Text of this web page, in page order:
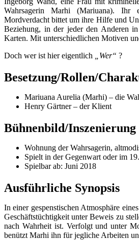
Wahrsagerin Marhi (Mariuana). Ihr
Mordverdacht bittet um ihre Hilfe und
Beziehung, in der jeder den Anderen
Karten. Mit unterschiedlichen Motiven
Doch wer ist hier eigentlich
„Wer“ ?
Besetzung/Rollen/
Mariuana Aurelia (Marhi) – die
Henry Gärtner – der Klient
Bühnenbild/Inszenierung
Wohnung der Wahrsagerin,
Spielt in der Gegenwart oder im
Spielbar ab: Juni 2018
Ausführliche Synopsis
In einer gespenstischen Atmosphäre
Geschäftstüchtigkeit unter Beweis zu
nach Wahrheit ist. Verfolgt und unter
benützt Marhi ihn für jegliche Arbeiten